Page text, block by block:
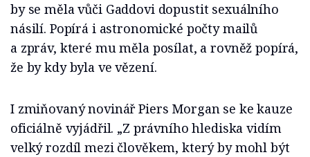
by se měla vůči Gaddovi dopustit sexuálního
násilí. Popírá i astronomické počty mailů
a zpráv, které mu měla posílat, a rovněž popírá,
že by kdy byla ve vězení.
I zmiňovaný novinář Piers Morgan se ke kauze
oficiálně vyjádřil. „Z právního hlediska vidím
velký rozdíl mezi člověkem, který by mohl být